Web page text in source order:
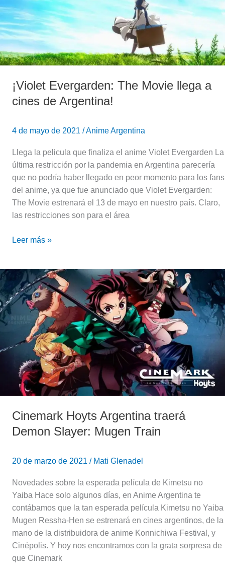
¡Violet Evergarden: The Movie llega a
cines de Argentina!
4 de mayo de 2021 /Anime Argentina
Llega la pelicula que finaliza el anime Violet Evergarden La
última restricción por la pandemia en Argentina parecería
que no podría haber llegado en peor momento para los fans
del anime, ya que fue anunciado que Violet Evergarden:
The Movie estrenará el 13 de mayo en nuestro país. Claro,
las restricciones son para el área
a
cines
de
Argentina!
Leer más »
Cinemark Hoyts Argentina traerá
Demon Slayer: Mugen Train
20 de marzo de 2021 / Mati Glenadel
Novedades sobre la esperada película de Kimetsu no
Yaiba Hace solo algunos días, en Anime Argentina te
contábamos que la tan esperada película Kimetsu no Yaiba
Mugen Ressha-Hen se estrenará en cines argentinos, de la
mano de la distribuidora de anime Konnichiwa Festival, y
Cinépolis. Y hoy nos encontramos con la grata sorpresa de
que Cinemark
Cinemark
Hoyts
Argentina
traerá
Demon
Slayer:
Mugen
Train